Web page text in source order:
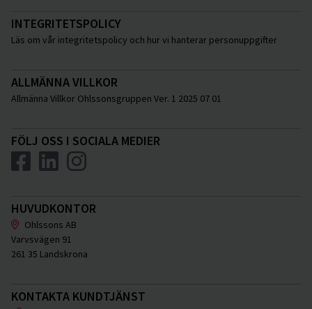
INTEGRITETSPOLICY
Läs om vår integritetspolicy och hur vi hanterar personuppgifter
ALLMÄNNA VILLKOR
Allmänna Villkor Ohlssonsgruppen Ver. 1 2025 07 01
FÖLJ OSS I SOCIALA MEDIER
HUVUDKONTOR
Ohlssons AB
Varvsvägen 91
261 35 Landskrona
KONTAKTA KUNDTJÄNST